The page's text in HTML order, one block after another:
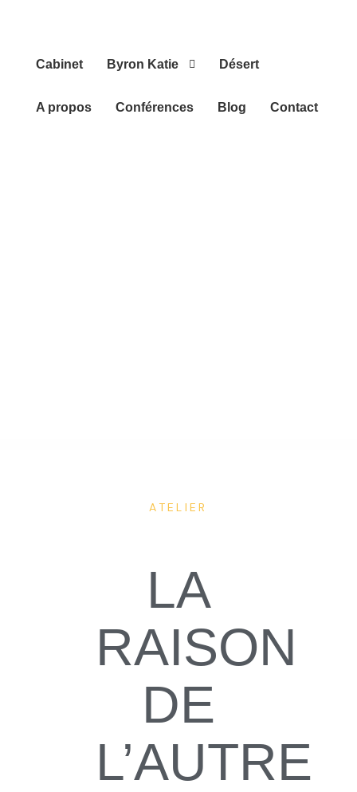
Cabinet Byron Katie Désert
A propos Conférences Blog Contact
ATELIER
LA
RAISON
DE
L’AUTRE